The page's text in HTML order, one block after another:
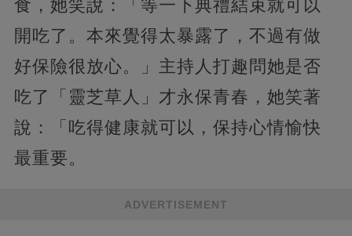
食，她笑說：「等一下典禮結束就可以
開吃了。本來覺得太暴露了，不過有做
好保險很放心。」主持人打趣問她是否
吃了「靈芝草人」才永保青春，她笑著
說：「吃得健康就可以，保持心情愉快
最重要。
ADVERTISEMENT